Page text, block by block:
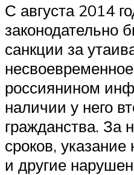
С августа 2014
законодательно
санкции за
россиянином
наличии у него
гражданства. За
сроков,
и другие